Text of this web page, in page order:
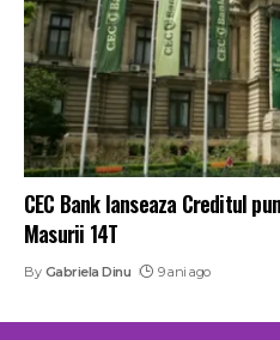
CEC Bank lanseaza Creditul
Masurii 14T
By Gabriela Dinu 9 ani ago